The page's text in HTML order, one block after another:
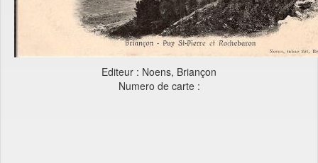
Editeur : Noens, Briançon
Numero de carte :